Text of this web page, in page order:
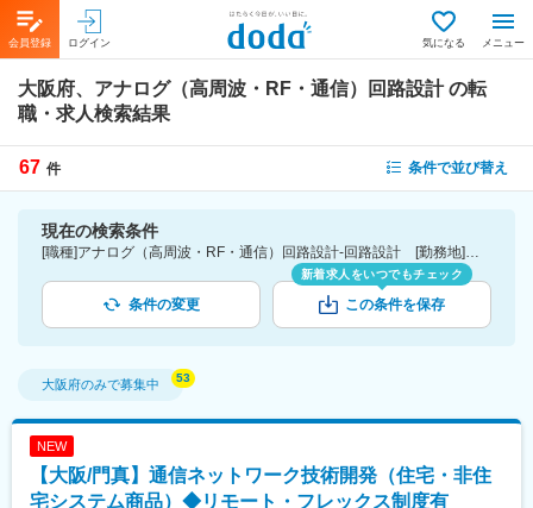
会員登録 ログイン 気になる メニュー
大阪府、アナログ（高周波・RF・通信）回路設計の転
職・求人検索結果
67 件 条件で並び替え
現在の検索条件
[職種]アナログ（高周波・RF・通信）回路設計-回路設計 [勤務地]大阪府
条件の変更
新着求人をいつでもチェック
この条件を保存
大阪府のみで募集中
NEW
【大阪/門真】通信ネットワーク技術開発（住宅・非住
宅システム商品）◆リモート・フレックス制度有